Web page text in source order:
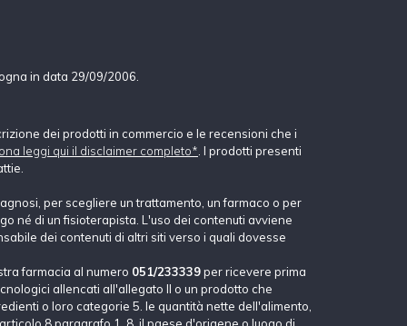
in data 29/09/2006.
dei prodotti in commercio e le recensioni che i
leggi qui il disclaimer completo* . I prodotti presenti
per scegliere un trattamento, un farmaco o per
né di un fisioterapista. L'uso dei contenuti avviene
dei contenuti di altri siti verso i quali dovesse
farmacia al numero 051/233339per ricevere prima
allencati all'allegato II o un prodotto che
o loro categorie 5. le quantità nette dell'alimento,